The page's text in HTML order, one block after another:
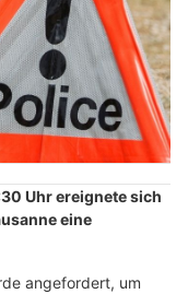
Uhr ereignete sich
eine
angefordert, um